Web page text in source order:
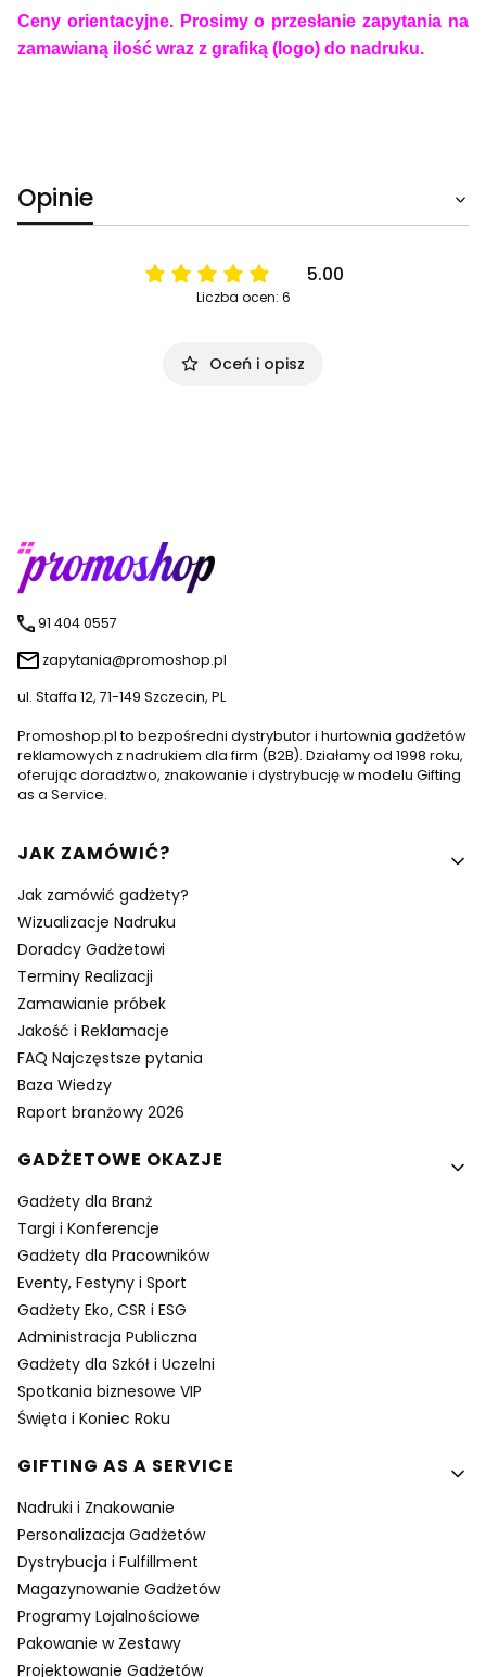
Ceny orientacyjne. Prosimy o przesłanie zapytania na
zamawianą ilość wraz z grafiką (logo) do nadruku.
Opinie
5.00
Liczba ocen: 6
Oceń i opisz
91 404 0557
zapytania@promoshop.pl
ul. Staffa 12, 71-149 Szczecin, PL
Promoshop.pl to bezpośredni dystrybutor i hurtownia gadżetów
reklamowych z nadrukiem dla firm (B2B). Działamy od 1998 roku,
oferując doradztwo, znakowanie i dystrybucję w modelu Gifting
as a Service.
Linki w stopce
JAK ZAMÓWIĆ?
Jak zamówić gadżety?
Wizualizacje Nadruku
Doradcy Gadżetowi
Terminy Realizacji
Zamawianie próbek
Jakość i Reklamacje
FAQ Najczęstsze pytania
Baza Wiedzy
Raport branżowy 2026
GADŻETOWE OKAZJE
Gadżety dla Branż
Targi i Konferencje
Gadżety dla Pracowników
Eventy, Festyny i Sport
Gadżety Eko, CSR i ESG
Administracja Publiczna
Gadżety dla Szkół i Uczelni
Spotkania biznesowe VIP
Święta i Koniec Roku
GIFTING AS A SERVICE
Nadruki i Znakowanie
Personalizacja Gadżetów
Dystrybucja i Fulfillment
Magazynowanie Gadżetów
Programy Lojalnościowe
Pakowanie w Zestawy
Projektowanie Gadżetów